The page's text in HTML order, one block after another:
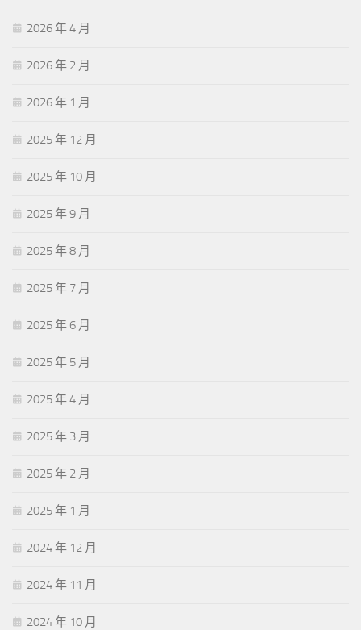
2026 年 4 月
2026 年 2 月
2026 年 1 月
2025 年 12 月
2025 年 10 月
2025 年 9 月
2025 年 8 月
2025 年 7 月
2025 年 6 月
2025 年 5 月
2025 年 4 月
2025 年 3 月
2025 年 2 月
2025 年 1 月
2024 年 12 月
2024 年 11 月
2024 年 10 月